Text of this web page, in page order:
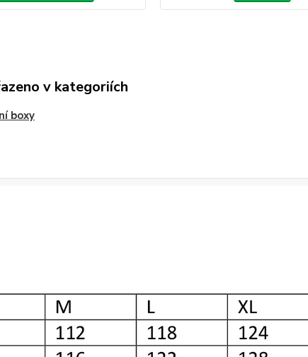
v kategoriích
boxy